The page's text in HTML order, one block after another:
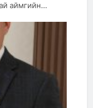
аймгийн…